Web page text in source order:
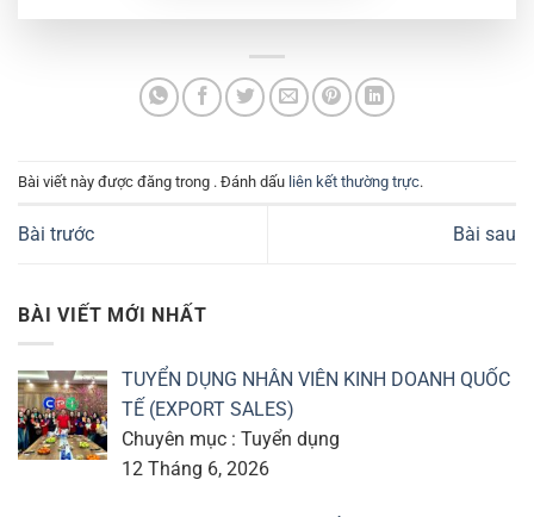
Bài viết này được đăng trong . Đánh dấu liên kết thường trực.
Bài trước Bài sau
BÀI VIẾT MỚI NHẤT
TUYỂN DỤNG NHÂN VIÊN KINH DOANH QUỐC
TẾ (EXPORT SALES)
Chuyên mục : Tuyển dụng
12 Tháng 6, 2026